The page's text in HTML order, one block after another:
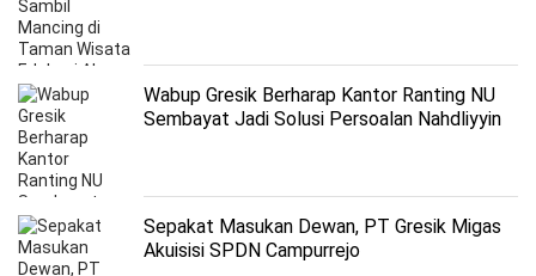
Wabup Gresik Berharap Kantor Ranting NU
Sembayat Jadi Solusi Persoalan Nahdliyyin
Sepakat Masukan Dewan, PT Gresik Migas
Akuisisi SPDN Campurrejo